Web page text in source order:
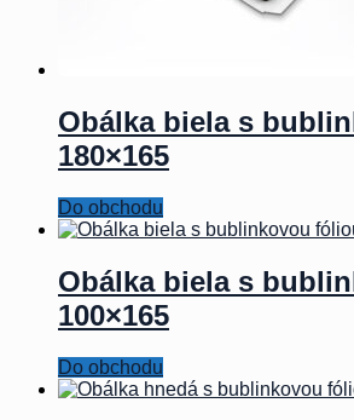
Obálka biela s
180×165
Do obchodu
Obálka biela s
100×165
Do obchodu